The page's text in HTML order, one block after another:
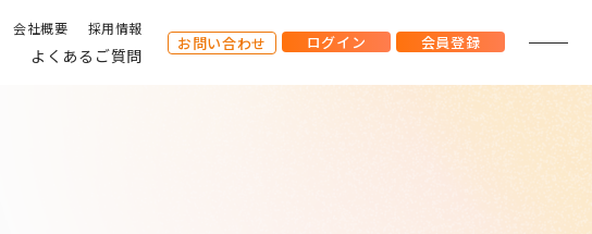
会社概要 採用情報
よくあるご質問
お問い合わせ ログイン 会員登録